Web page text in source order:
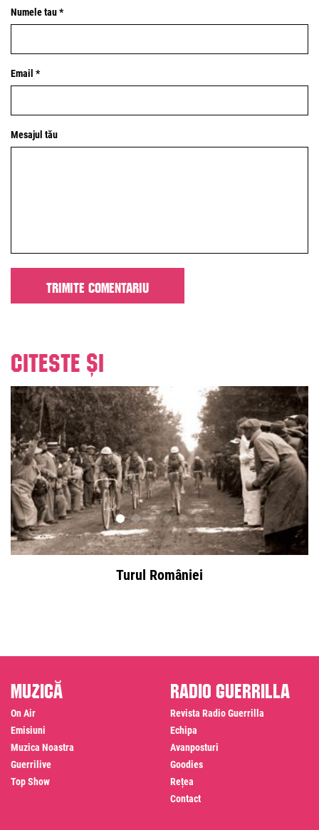
Numele tau *
Email *
Mesajul tău
Citeste și
Turul României
Muzică
On Air
Emisiuni
Muzica Noastra
Guerrilive
Top Show
Radio Guerrilla
Revista Radio Guerrilla
Echipa
Avanposturi
Goodies
Rețea
Contact